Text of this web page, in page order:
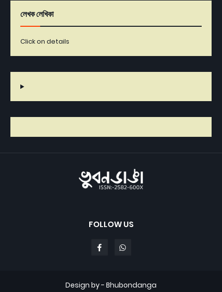
লেখক লেখিকা
Click on details
FOLLOW US
Design by - Bhubondanga